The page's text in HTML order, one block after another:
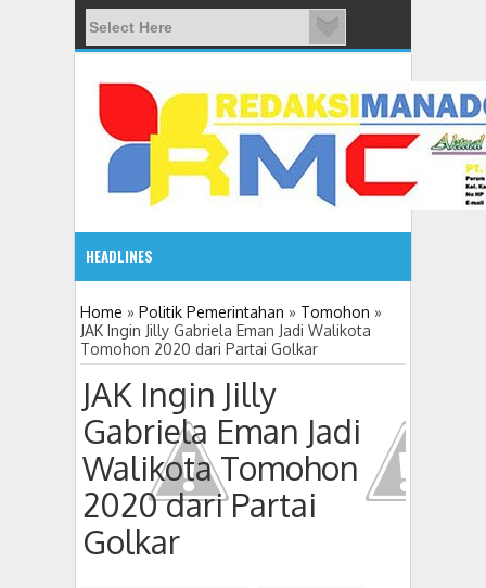
HEADLINES
08:03 AM
ADVETORIAL JONRU GANTIKAN MONO PIMPIN DPRD
Home » Politik Pemerintahan » Tomohon »
JAK Ingin Jilly Gabriela Eman Jadi Walikota
Tomohon 2020 dari Partai Golkar
JAK Ingin Jilly
Gabriela Eman Jadi
Walikota Tomohon
2020 dari Partai
Golkar